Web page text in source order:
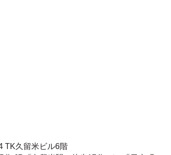
TK久留米ビル6階